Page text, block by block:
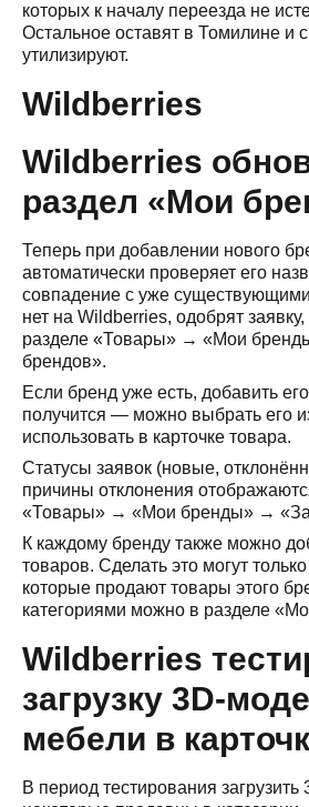
которых к началу переезда не
Остальное оставят в Томилине и
утилизируют.
Wildberries
Wildberries
раздел «Мои
Теперь при добавлении нового
автоматически проверяет его
совпадение с уже
нет на Wildberries, одобрят
разделе «Товары» → «Мои
брендов».
Если бренд уже есть, добавить
получится — можно выбрать его
использовать в карточке товара.
Статусы заявок (новые,
причины отклонения
«Товары» → «Мои бренды» →
К каждому бренду также можно
товаров. Сделать это могут
которые продают товары этого
категориями можно в разделе
Wildberries
загрузку 3D-
мебели в
В период тестирования загрузить